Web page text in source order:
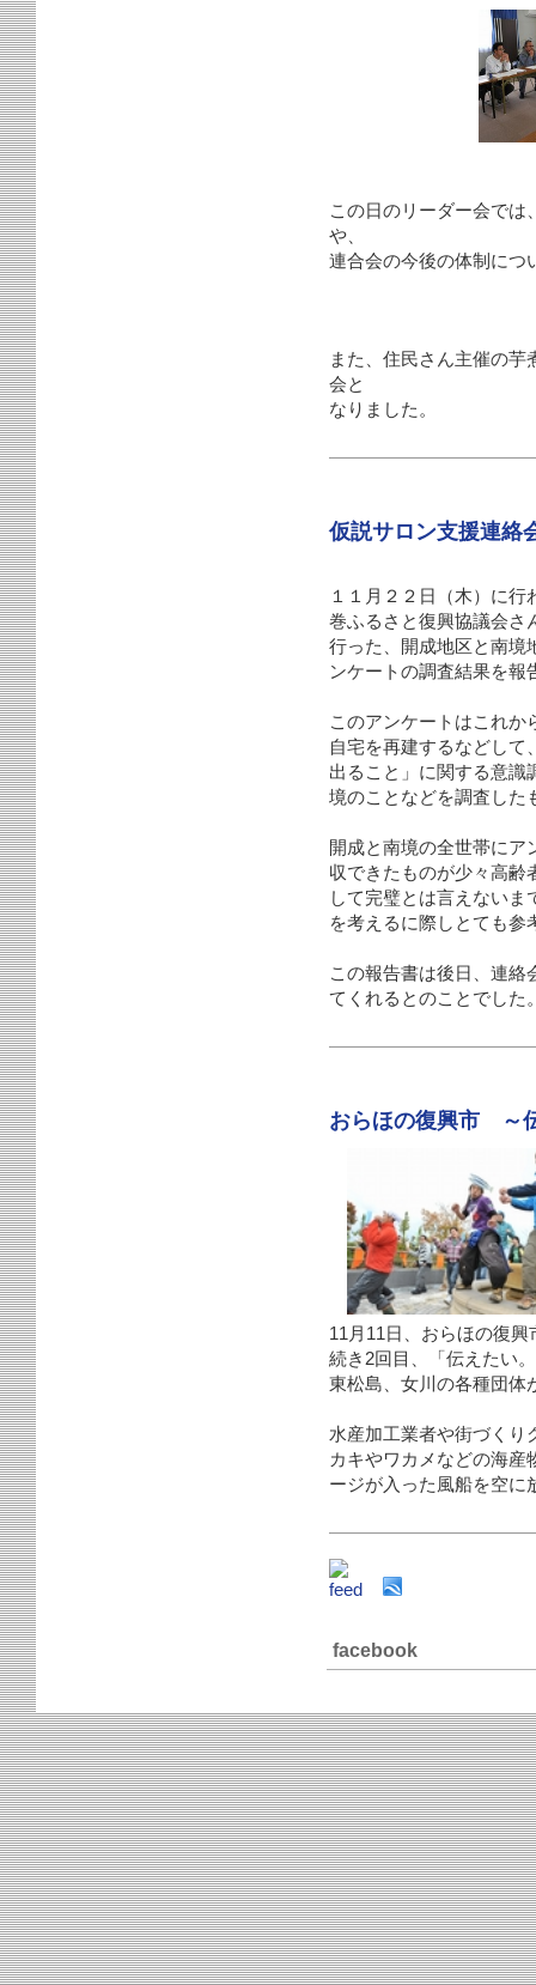
この日のリーダー会では
や、
連合会の今後の体制につ
また、住民さん主催の
会と
なりました。
仮説サロン支援連絡
１１月２２日（木）に
巻ふるさと復興協議会さ
行った、開成地区と南境
ンケートの調査結果を報
このアンケートはこれか
自宅を再建するなどして
出ること」に関する意識
境のことなどを調査した
開成と南境の全世帯にア
収できたものが少々高齢
して完璧とは言えない
を考えるに際しとても
この報告書は後日、連絡
てくれるとのことでした
おらほの復興市 ～
11月11日、おらほの復
続き2回目、「伝えたい
東松島、女川の各種団体
水産加工業者や街づくり
カキやワカメなどの海産
ージが入った風船を空に
facebook